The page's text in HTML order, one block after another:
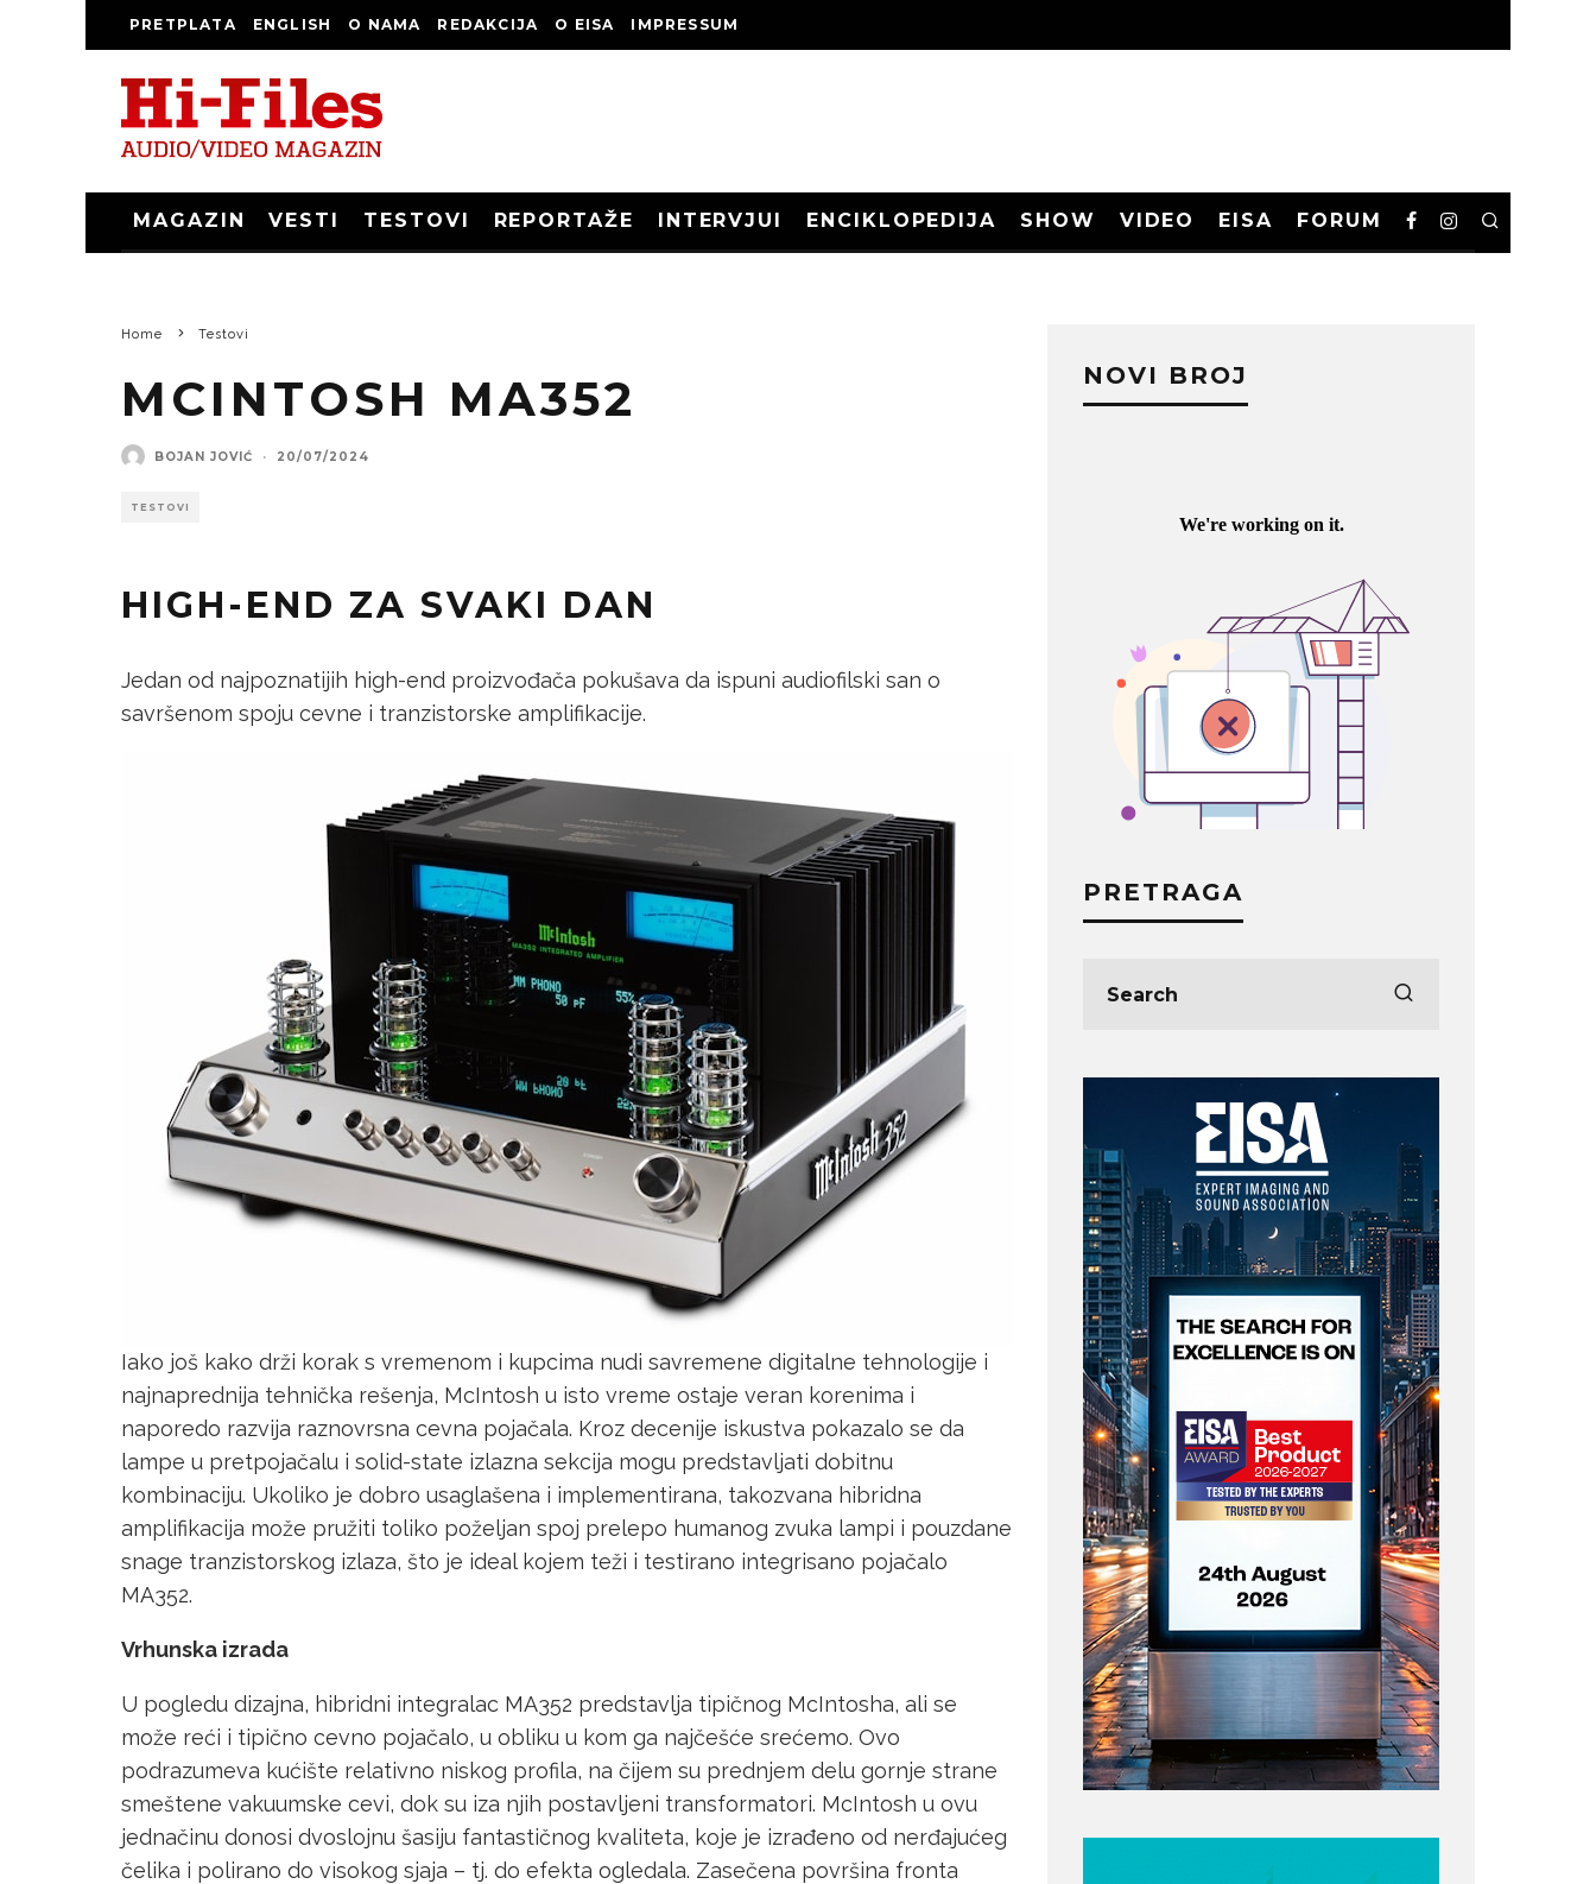
PRETPLATA ENGLISH O NAMA REDAKCIJA O EISA IMPRESSUM
MAGAZIN VESTI TESTOVI REPORTAŽE INTERVJUI ENCIKLOPEDIJA SHOW VIDEO EISA FORUM
Home Testovi
MCINTOSH MA352
BOJAN JOVIĆ · 20/07/2024
TESTOVI
HIGH-END ZA SVAKI DAN
Jedan od najpoznatijih high-end proizvođača pokušava da ispuni audiofilski san o
savršenom spoju cevne i tranzistorske amplifikacije.
Iako još kako drži korak s vremenom i kupcima nudi savremene digitalne tehnologije i
najnaprednija tehnička rešenja, McIntosh u isto vreme ostaje veran korenima i
naporedo razvija raznovrsna cevna pojačala. Kroz decenije iskustva pokazalo se da
lampe u pretpojačalu i solid-state izlazna sekcija mogu predstavljati dobitnu
kombinaciju. Ukoliko je dobro usaglašena i implementirana, takozvana hibridna
amplifikacija može pružiti toliko poželjan spoj prelepo humanog zvuka lampi i pouzdane
snage tranzistorskog izlaza, što je ideal kojem teži i testirano integrisano pojačalo
MA352.
Vrhunska izrada
U pogledu dizajna, hibridni integralac MA352 predstavlja tipičnog McIntosha, ali se
može reći i tipično cevno pojačalo, u obliku u kom ga najčešće srećemo. Ovo
podrazumeva kućište relativno niskog profila, na čijem su prednjem delu gornje strane
smeštene vakuumske cevi, dok su iza njih postavljeni transformatori. McIntosh u ovu
jednačinu donosi dvoslojnu šasiju fantastičnog kvaliteta, koje je izrađeno od nerđajućeg
čelika i polirano do visokog sjaja – tj. do efekta ogledala. Zasečena površina fronta
NOVI BROJ
PRETRAGA